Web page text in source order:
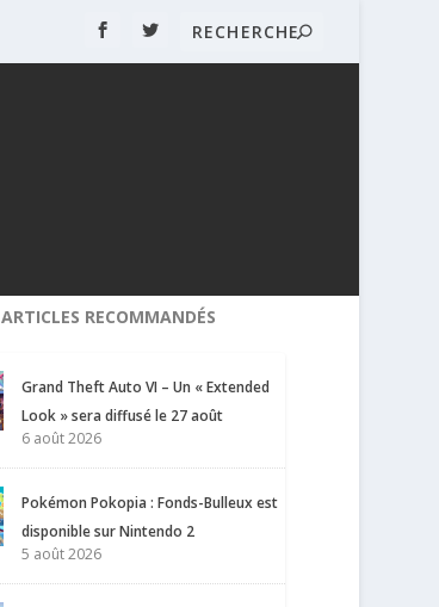
ARTICLES RECOMMANDÉS
Grand Theft Auto VI – Un « Extended
Look » sera diffusé le 27 août
6 août 2026
Pokémon Pokopia : Fonds-Bulleux est
disponible sur Nintendo 2
5 août 2026